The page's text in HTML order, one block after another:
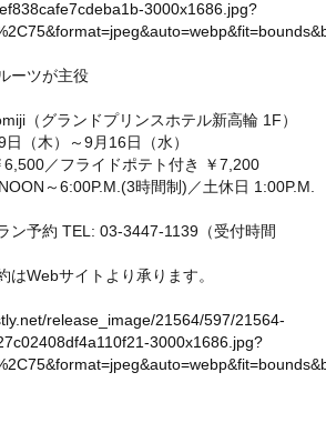
3000x1686.jpg?
ーツが主役
（グランドプリンスホテル新高輪 1F）
（木）～9月16日（水）
／フライドポテト付き ￥7,200
～6:00P.M.(3時間制)／土休日 1:00P.M.
ン予約 TEL: 03-3447-1139（受付時間
イトより承ります。
release_image/21564/597/21564-
3000x1686.jpg?